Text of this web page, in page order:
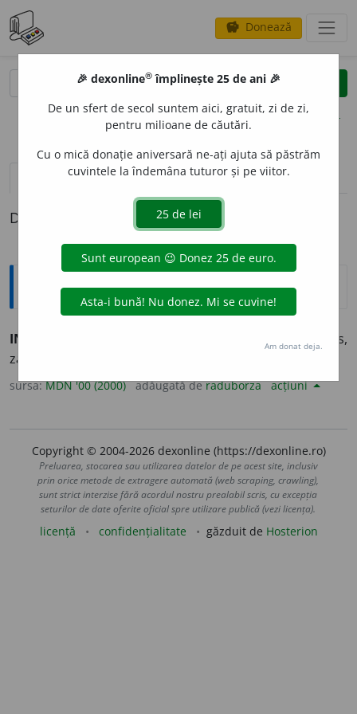
savings Donează
clear
opțiuni
definiții (1) pronunțievolume_up (50)
Definiția cu ID-ul 472145:
Explicative DEX
INUT
nefolositor, netrebuincios. ◊ de prisos,
zadarnic. (<
sursa:MDN '00 (2000) adăugată deraduborza acțiuni
Copyright © 2004-2026 dexonline (https://dexonline.ro)
Preluarea, stocarea sau utilizarea datelor de pe acest site, inclusiv
prin orice metode de extragere automată (web scraping, crawling),
sunt strict interzise fără acordul nostru prealabil scris, cu excepția
seturilor de date oferite oficial spre utilizare publică (vezi licența).
licență confidențialitate găzduit de Hosterion
🎉 dexonline® împlinește 25 de ani 🎉
De un sfert de secol suntem aici, gratuit, zi de zi,
pentru milioane de căutări.
Cu o mică donație aniversară ne-ați ajuta să păstrăm
cuvintele la îndemâna tuturor și pe viitor.
Am donat deja.